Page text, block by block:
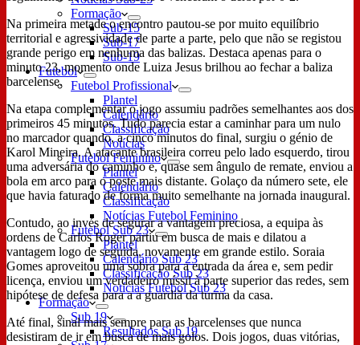
Formação
Sub-15
Sub-17
Sub-19
Futebol
Futebol Profissional
Plantel
Calendário
Classificação
Notícias
Futebol Feminino
Plantel
Calendário
Classificação
Notícias Futebol Feminino
Futebol Sub 23
Plantel
Calendário Sub 23
Classificação Sub 23
Notícias Futebol Sub 23
Formação
Sub 19
Resultados Sub 19
Na primeira metade o encontro pautou-se por muito equilíbrio
territorial e agressividade de parte a parte, pelo que não se registou
grande perigo em nenhuma das balizas. Destaca apenas para o
minuto 23, momento onde Luiza Jesus brilhou ao fechar a baliza
barcelense.
Na etapa complementar o jogo assumiu padrões semelhantes aos dos
primeiros 45 minutos. Tudo parecia estar a caminhar para um nulo
no marcador quando, a cinco minutos do final, surgiu o génio de
Karol Mineira. A atacante brasileira correu pelo lado esquerdo, tirou
uma adversária do caminho e, quase sem ângulo de remate, enviou a
bola em arco para o poste mais distante. Golaço da número sete, ele
que havia faturado de forma muito semelhante na jornada inaugural.
Contudo, ao invés de segurar a vantagem preciosa, a equipa às
ordens de Carlos Roger partiu em busca de mais e dilatou a
vantagem logo de seguida, novamente em grande estilo. Soraia
Gomes aproveitou uma sobra para a entrada da área e, sem pedir
licença, enviou um verdadeiro míssil à parte superior das redes, sem
hipótese de defesa para a a guardiã da turma da casa.
Até final, sinal mais sempre para as barcelenses que nunca
desistiram de ir em busca de mais golos. Dois jogos, duas vitórias,